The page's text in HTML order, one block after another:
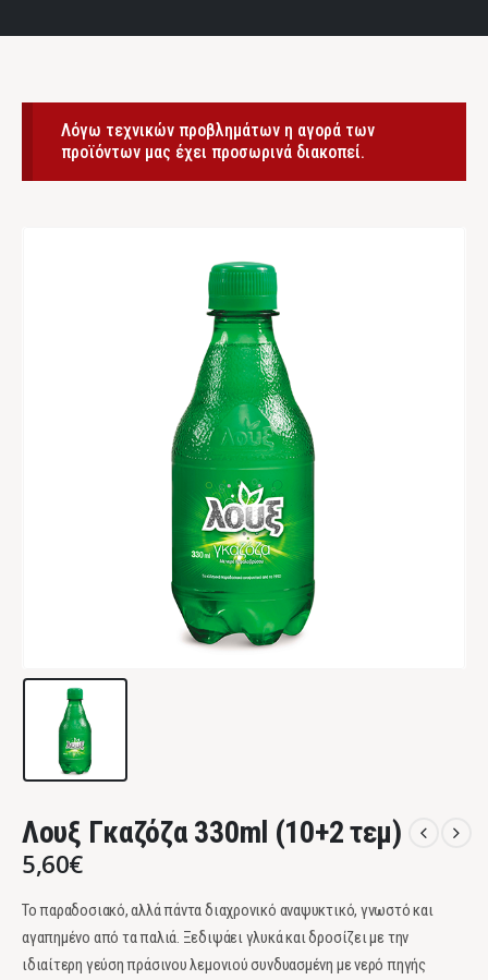
Λόγω τεχνικών προβλημάτων η αγορά των
προϊόντων μας έχει προσωρινά διακοπεί.
Λουξ Γκαζόζα 330ml (10+2 τεμ)
5,60€
Το παραδοσιακό, αλλά πάντα διαχρονικό αναψυκτικό, γνωστό και
αγαπημένο από τα παλιά. Ξεδιψάει γλυκά και δροσίζει με την
ιδιαίτερη γεύση πράσινου λεμονιού συνδυασμένη με νερό πηγής